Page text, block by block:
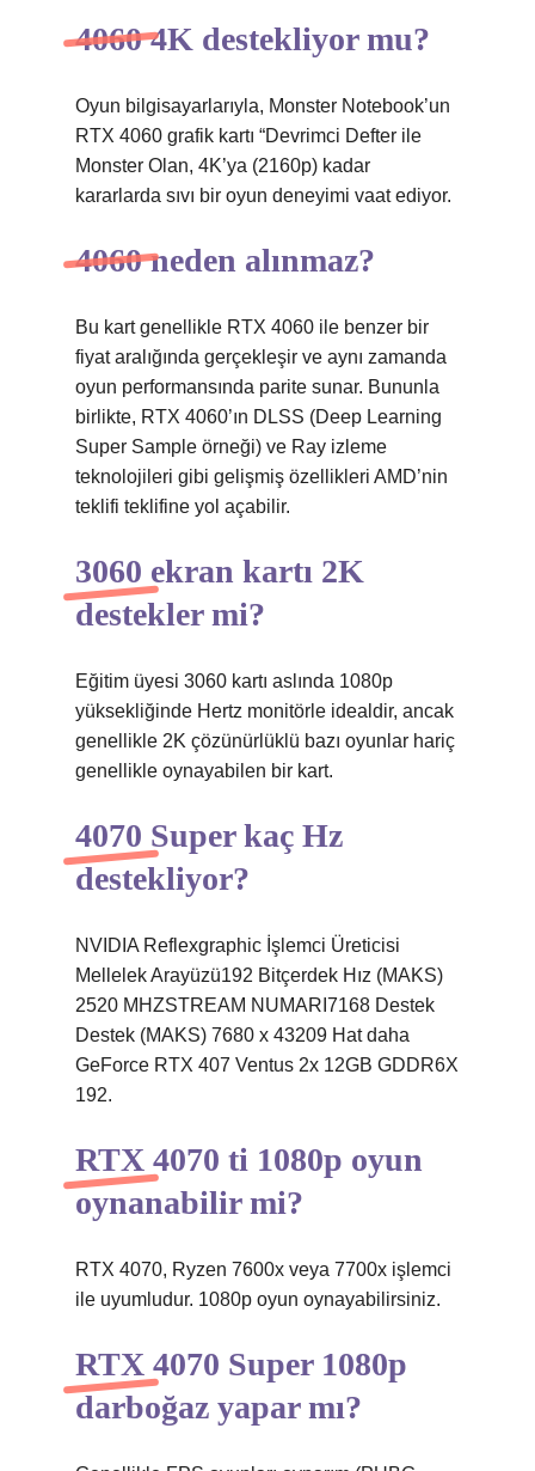
4060 4K destekliyor mu?
Oyun bilgisayarlarıyla, Monster Notebook’un
RTX 4060 grafik kartı “Devrimci Defter ile
Monster Olan, 4K’ya (2160p) kadar
kararlarda sıvı bir oyun deneyimi vaat ediyor.
4060 neden alınmaz?
Bu kart genellikle RTX 4060 ile benzer bir
fiyat aralığında gerçekleşir ve aynı zamanda
oyun performansında parite sunar. Bununla
birlikte, RTX 4060’ın DLSS (Deep Learning
Super Sample örneği) ve Ray izleme
teknolojileri gibi gelişmiş özellikleri AMD’nin
teklifi teklifine yol açabilir.
3060 ekran kartı 2K
destekler mi?
Eğitim üyesi 3060 kartı aslında 1080p
yüksekliğinde Hertz monitörle idealdir, ancak
genellikle 2K çözünürlüklü bazı oyunlar hariç
genellikle oynayabilen bir kart.
4070 Super kaç Hz
destekliyor?
NVIDIA Reflexgraphic İşlemci Üreticisi
Mellelek Arayüzü192 Bitçerdek Hız (MAKS)
2520 MHZSTREAM NUMARI7168 Destek
Destek (MAKS) 7680 x 43209 Hat daha
GeForce RTX 407 Ventus 2x 12GB GDDR6X
192.
RTX 4070 ti 1080p oyun
oynanabilir mi?
RTX 4070, Ryzen 7600x veya 7700x işlemci
ile uyumludur. 1080p oyun oynayabilirsiniz.
RTX 4070 Super 1080p
darboğaz yapar mı?